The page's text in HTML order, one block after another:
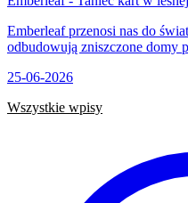
Emberleaf przenosi nas do
odbudowują zniszczone domy
25-06-2026
Wszystkie wpisy